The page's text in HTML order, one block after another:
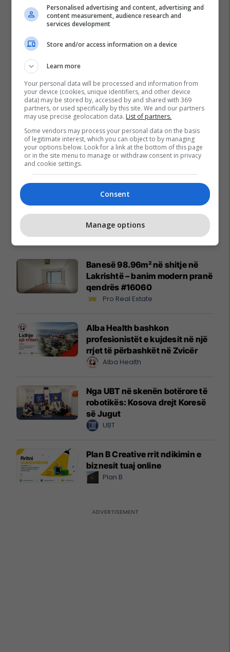
Promo Reklamo këtu
Banesë 98.96m² në shitje në
Lakrishtë – banim modern pranë
qendrës #16060
Pro Real Estate
Alba Health bashkon
profesionistët e kujdesit në një
rrjet të përbashkët në Zvicër
Alba Health
Nga UBT në skenën botërore të
robotikës: Kosova drejt Koresë
së Jugut
UBT
Plan B Creative rrit ndikimin e
biznesit tuaj online
Plan B
Personalised advertising and content, advertising and
content measurement, audience research and
services development
Store and/or access information on a device
Learn more
Your personal data will be processed and information from
your device (cookies, unique identifiers, and other device
data) may be stored by, accessed by and shared with 369
partners, or used specifically by this site. We and our partners
may use precise geolocation data. List of partners.
Some vendors may process your personal data on the basis
of legitimate interest, which you can object to by managing
your options below. Look for a link at the bottom of this page
or in the site menu to manage or withdraw consent in privacy
and cookie settings.
Consent
Manage options